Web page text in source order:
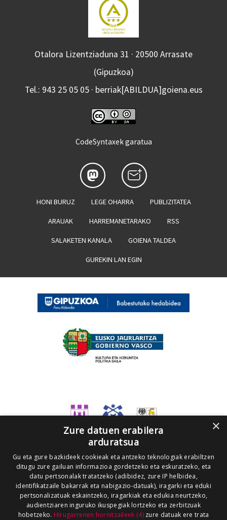
Otalora Lizentziaduna 31 · 20500 Arrasate
(Gipuzkoa)
Tel.: 943 25 05 05 · berriak[ABILDUA]goiena.eus
CodeSyntaxek garatua
HONI BURUZ LEGE OHARRA PUBLIZITATEA
ARAUAK HARREMANETARAKO RSS
SALAKETEN KANALA GOIENA TALDEA
GUREKIN LAN EGIN
×
Zure datuen erabilera
arduratsua
Gu eta gure bazkideek cookieak eta antzeko teknologiak erabiltzen
ditugu zure gailuan informazioa gordetzeko eta eskuratzeko, eta
datu pertsonalak tratatzeko (adibidez, zure IP helbidea,
identifikatzaile bakarrak eta nabigazio-datuak), iragarki eta eduki
pertsonalizatuak eskaintzeko, iragarkiak eta edukia neurtzeko,
audientziaren inguruko ikuspegiak lortzeko eta zerbitzuak
hobetzeko. Hirugarrenen hornitzaileek (4)zure datuak ere trata